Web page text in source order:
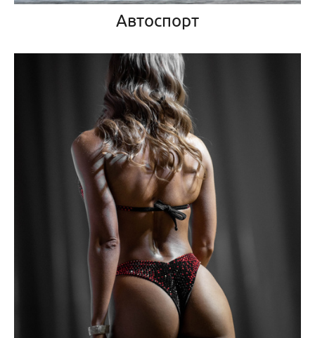
Автоспорт